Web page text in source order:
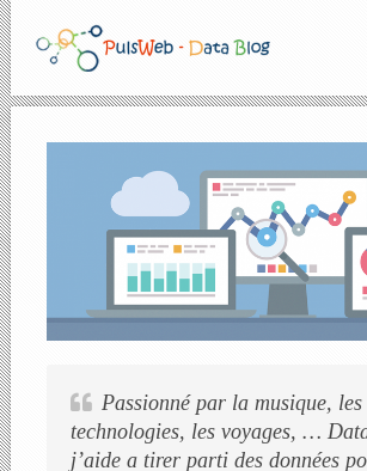
Passionné par la musique,
technologies, les voyages, …
j’aide a tirer parti des données